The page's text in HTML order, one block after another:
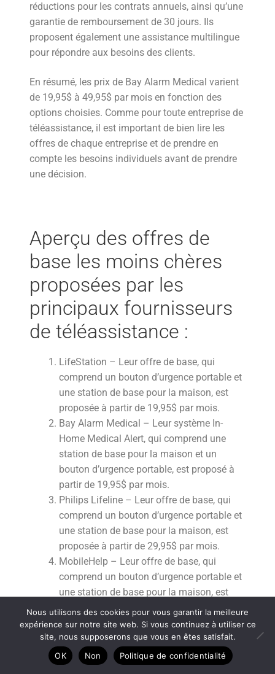
réductions pour les contrats annuels, ainsi qu’une
garantie de remboursement de 30 jours. Ils
proposent également une assistance multilingue
pour répondre aux besoins des clients.
En résumé, les prix de Bay Alarm Medical varient
de 19,95$ à 49,95$ par mois en fonction des
options choisies. Comme pour toute entreprise de
téléassistance, il est important de bien lire les
offres de chaque entreprise et de prendre en
compte les besoins individuels avant de prendre
une décision.
Aperçu des offres de
base les moins chères
proposées par les
principaux fournisseurs
de téléassistance :
LifeStation – Leur offre de base, qui
comprend un bouton d’urgence portable et
une station de base pour la maison, est
proposée à partir de 19,95$ par mois.
Bay Alarm Medical – Leur système In-
Home Medical Alert, qui comprend une
station de base pour la maison et un
bouton d’urgence portable, est proposé à
partir de 19,95$ par mois.
Philips Lifeline – Leur offre de base, qui
comprend un bouton d’urgence portable et
une station de base pour la maison, est
proposée à partir de 29,95$ par mois.
MobileHelp – Leur offre de base, qui
comprend un bouton d’urgence portable et
une station de base pour la maison, est
proposée à partir de 19,95$ par mois.
Cependant, il est important de noter que
leur offre de base ne comprend pas de
fonctionnalités de géolocalisation ou de
télésurveillance mobile.
Nous utilisons des cookies pour vous garantir la meilleure
expérience sur notre site web. Si vous continuez à utiliser ce
site, nous supposerons que vous en êtes satisfait.
OK
Non Politique de confidentialité